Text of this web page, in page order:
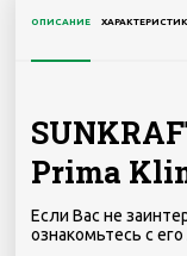
ОПИСАНИЕ
Prima
Если Вас не
ознакомьтесь с